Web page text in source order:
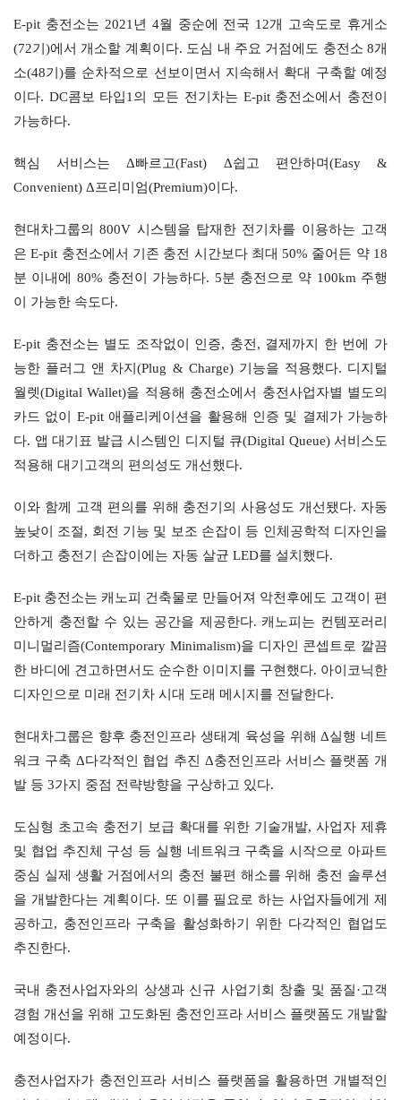
E-pit 충전소는 2021년 4월 중순에 전국 12개 고속도로 휴게소
(72기)에서 개소할 계획이다. 도심 내 주요 거점에도 충전소 8개
소(48기)를 순차적으로 선보이면서 지속해서 확대 구축할 예정
이다. DC콤보 타입1의 모든 전기차는 E-pit 충전소에서 충전이
가능하다.
핵심 서비스는 Δ빠르고(Fast) Δ쉽고 편안하며(Easy &
Convenient) Δ프리미엄(Premium)이다.
현대차그룹의 800V 시스템을 탑재한 전기차를 이용하는 고객
은 E-pit 충전소에서 기존 충전 시간보다 최대 50% 줄어든 약 18
분 이내에 80% 충전이 가능하다. 5분 충전으로 약 100km 주행
이 가능한 속도다.
E-pit 충전소는 별도 조작없이 인증, 충전, 결제까지 한 번에 가
능한 플러그 앤 차지(Plug & Charge) 기능을 적용했다. 디지털
월렛(Digital Wallet)을 적용해 충전소에서 충전사업자별 별도의
카드 없이 E-pit 애플리케이션을 활용해 인증 및 결제가 가능하
다. 앱 대기표 발급 시스템인 디지털 큐(Digital Queue) 서비스도
적용해 대기고객의 편의성도 개선했다.
이와 함께 고객 편의를 위해 충전기의 사용성도 개선됐다. 자동
높낮이 조절, 회전 기능 및 보조 손잡이 등 인체공학적 디자인을
더하고 충전기 손잡이에는 자동 살균 LED를 설치했다.
E-pit 충전소는 캐노피 건축물로 만들어져 악천후에도 고객이 편
안하게 충전할 수 있는 공간을 제공한다. 캐노피는 컨템포러리
미니멀리즘(Contemporary Minimalism)을 디자인 콘셉트로 깔끔
한 바디에 견고하면서도 순수한 이미지를 구현했다. 아이코닉한
디자인으로 미래 전기차 시대 도래 메시지를 전달한다.
현대차그룹은 향후 충전인프라 생태계 육성을 위해 Δ실행 네트
워크 구축 Δ다각적인 협업 추진 Δ충전인프라 서비스 플랫폼 개
발 등 3가지 중점 전략방향을 구상하고 있다.
도심형 초고속 충전기 보급 확대를 위한 기술개발, 사업자 제휴
및 협업 추진체 구성 등 실행 네트워크 구축을 시작으로 아파트
중심 실제 생활 거점에서의 충전 불편 해소를 위해 충전 솔루션
을 개발한다는 계획이다. 또 이를 필요로 하는 사업자들에게 제
공하고, 충전인프라 구축을 활성화하기 위한 다각적인 협업도
추진한다.
국내 충전사업자와의 상생과 신규 사업기회 창출 및 품질·고객
경험 개선을 위해 고도화된 충전인프라 서비스 플랫폼도 개발할
예정이다.
충전사업자가 충전인프라 서비스 플랫폼을 활용하면 개별적인